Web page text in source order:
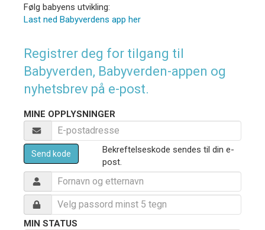
Følg babyens utvikling:
Last ned Babyverdens app her
Registrer deg for tilgang til
Babyverden, Babyverden-appen og
nyhetsbrev på e-post.
MINE OPPLYSNINGER
Send kode
Bekreftelseskode sendes til din e-
post.
MIN STATUS